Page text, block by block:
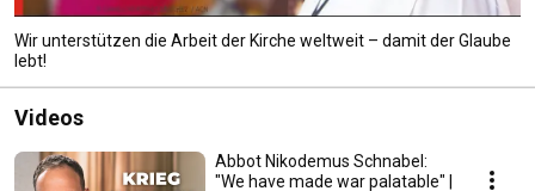
Wir unterstützen die Arbeit der Kirche weltweit – damit der Glaube
lebt!
Videos
Abbot Nikodemus Schnabel:
"We have made war palatable" |